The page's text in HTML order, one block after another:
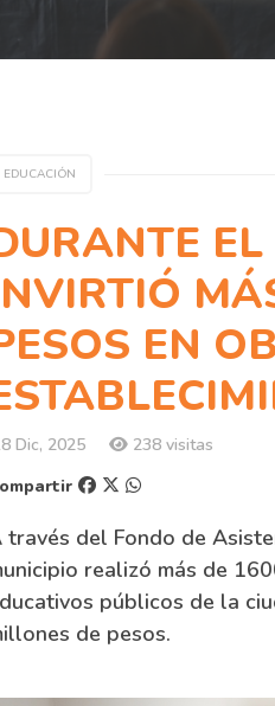
EDUCACIÓN
EN
Dic, 2025
238 visitas
través del Fondo de
realizó más de
públicos de la
de pesos.